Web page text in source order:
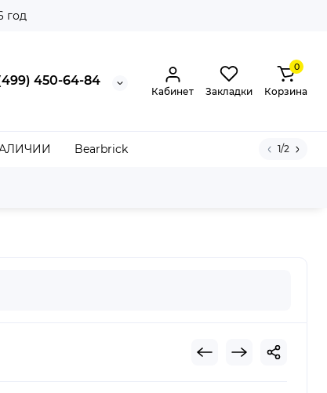
год
450-64-84
Кабинет Закладки
0
Корзина
Bearbrick 1/2